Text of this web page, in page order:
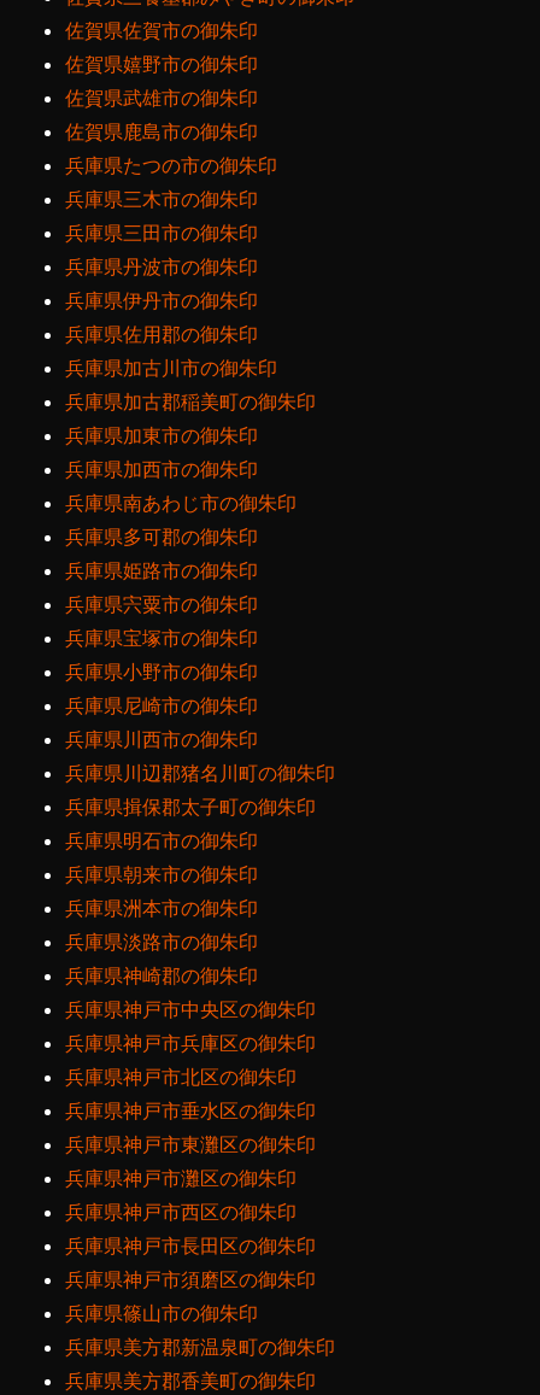
佐賀県佐賀市の御朱印
佐賀県嬉野市の御朱印
佐賀県武雄市の御朱印
佐賀県鹿島市の御朱印
兵庫県たつの市の御朱印
兵庫県三木市の御朱印
兵庫県三田市の御朱印
兵庫県丹波市の御朱印
兵庫県伊丹市の御朱印
兵庫県佐用郡の御朱印
兵庫県加古川市の御朱印
兵庫県加古郡稲美町の御朱印
兵庫県加東市の御朱印
兵庫県加西市の御朱印
兵庫県南あわじ市の御朱印
兵庫県多可郡の御朱印
兵庫県姫路市の御朱印
兵庫県宍粟市の御朱印
兵庫県宝塚市の御朱印
兵庫県小野市の御朱印
兵庫県尼崎市の御朱印
兵庫県川西市の御朱印
兵庫県川辺郡猪名川町の御朱印
兵庫県揖保郡太子町の御朱印
兵庫県明石市の御朱印
兵庫県朝来市の御朱印
兵庫県洲本市の御朱印
兵庫県淡路市の御朱印
兵庫県神崎郡の御朱印
兵庫県神戸市中央区の御朱印
兵庫県神戸市兵庫区の御朱印
兵庫県神戸市北区の御朱印
兵庫県神戸市垂水区の御朱印
兵庫県神戸市東灘区の御朱印
兵庫県神戸市灘区の御朱印
兵庫県神戸市西区の御朱印
兵庫県神戸市長田区の御朱印
兵庫県神戸市須磨区の御朱印
兵庫県篠山市の御朱印
兵庫県美方郡新温泉町の御朱印
兵庫県美方郡香美町の御朱印